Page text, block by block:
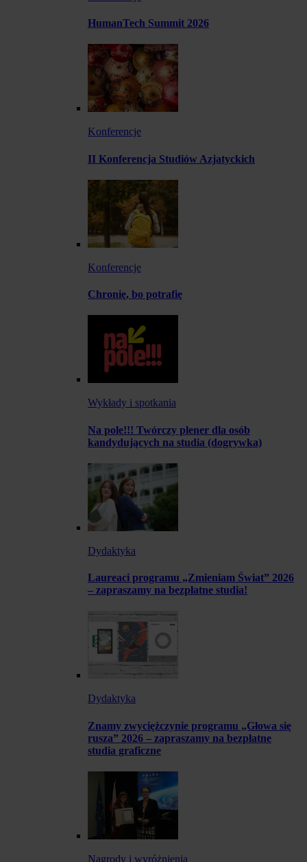
HumanTech Summit 2026
Konferencje
II Konferencja Studiów Azjatyckich
Konferencje
Chronię, bo potrafię
Wykłady i spotkania
Na pole!!! Twórczy plener dla osób
kandydujących na studia (dogrywka)
Dydaktyka
Laureaci programu „Zmieniam Świat” 2026
– zapraszamy na bezpłatne studia!
Dydaktyka
Znamy zwyciężczynie programu „Głowa się
rusza” 2026 – zapraszamy na bezpłatne
studia graficzne
Nagrody i wyróżnienia